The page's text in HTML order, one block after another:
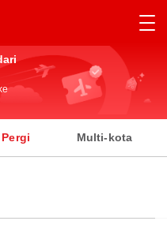
Multi-kota